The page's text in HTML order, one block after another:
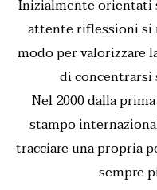
Inizialmente
attente riflessioni si
modo per valorizzare
di concentrarsi
Nel 2000 dalla
stampo
tracciare una propria
sempre